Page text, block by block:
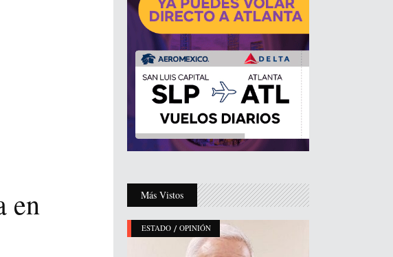
en
Más Vistos
ESTADO / OPINIÓN